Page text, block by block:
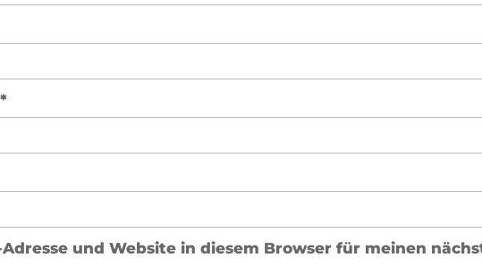
*
Adresse und Website in diesem Browser für meinen